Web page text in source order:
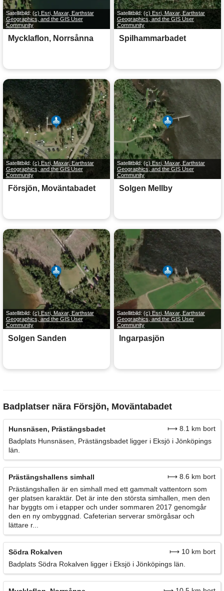
Satellitbild: (c) Esri, Maxar, Earthstar
Geographics, and the GIS User
Community
Mycklaflon, Norrsånna
Satellitbild: (c) Esri, Maxar, Earthstar
Geographics, and the GIS User
Community
Spilhammarbadet
Satellitbild: (c) Esri, Maxar, Earthstar
Geographics, and the GIS User
Community
Försjön, Moväntabadet
Satellitbild: (c) Esri, Maxar, Earthstar
Geographics, and the GIS User
Community
Solgen Mellby
Satellitbild: (c) Esri, Maxar, Earthstar
Geographics, and the GIS User
Community
Solgen Sanden
Satellitbild: (c) Esri, Maxar, Earthstar
Geographics, and the GIS User
Community
Ingarpasjön
Badplatser nära Försjön, Moväntabadet
Hunsnäsen, Prästängsbadet
⟼ 8.1 km bort
Badplats Hunsnäsen, Prästängsbadet ligger i Eksjö i Jönköpings
län.
Prästängshallens simhall
⟼ 8.6 km bort
Prästängshallen är en simhall med ett gammalt vattentorn som
ger platsen karaktär. Det är inte den största simhallen, men den
har byggts om i etapper och under sommaren 2017 genomgår
den en ny ombyggnad. Cafeterian serverar smörgåsar och
lättare r...
Södra Rokalven
⟼ 10 km bort
Badplats Södra Rokalven ligger i Eksjö i Jönköpings län.